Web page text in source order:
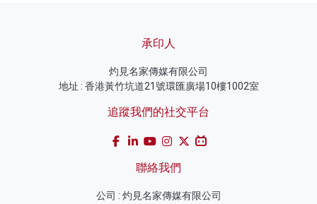
承印人
灼見名家傳媒有限公司
地址 : 香港黃竹坑道21號環匯廣場10樓1002室
追蹤我們的社交平台
聯絡我們
公司 : 灼見名家傳媒有限公司